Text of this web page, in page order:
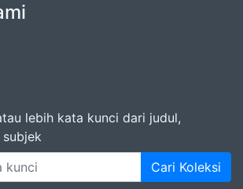
lebih kata kunci dari judul,
subjek
Cari Koleksi